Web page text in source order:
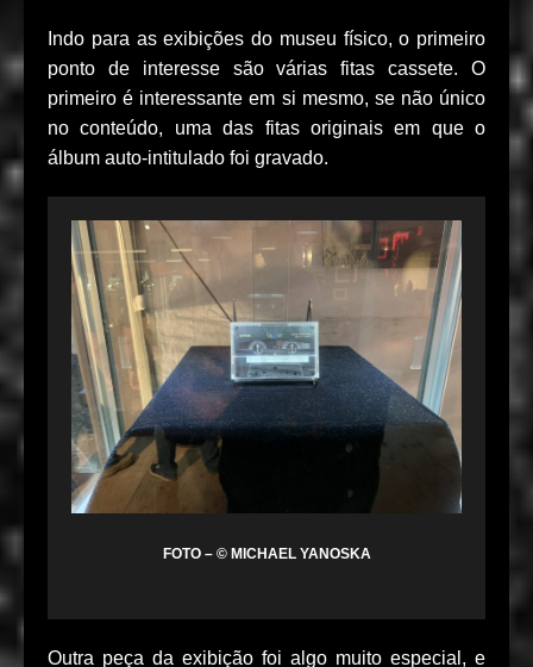
Indo para as exibições do museu físico, o primeiro
ponto de interesse são várias fitas cassete. O
primeiro é interessante em si mesmo, se não único
no conteúdo, uma das fitas originais em que o
álbum auto-intitulado foi gravado.
FOTO – © MICHAEL YANOSKA
Outra peça da exibição foi algo muito especial, e